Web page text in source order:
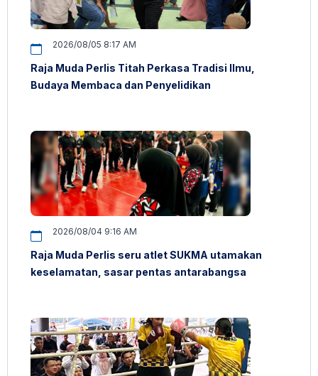
2026/08/05 8:17 AM
Raja Muda Perlis Titah Perkasa Tradisi Ilmu,
Budaya Membaca dan Penyelidikan
2026/08/04 9:16 AM
Raja Muda Perlis seru atlet SUKMA utamakan
keselamatan, sasar pentas antarabangsa